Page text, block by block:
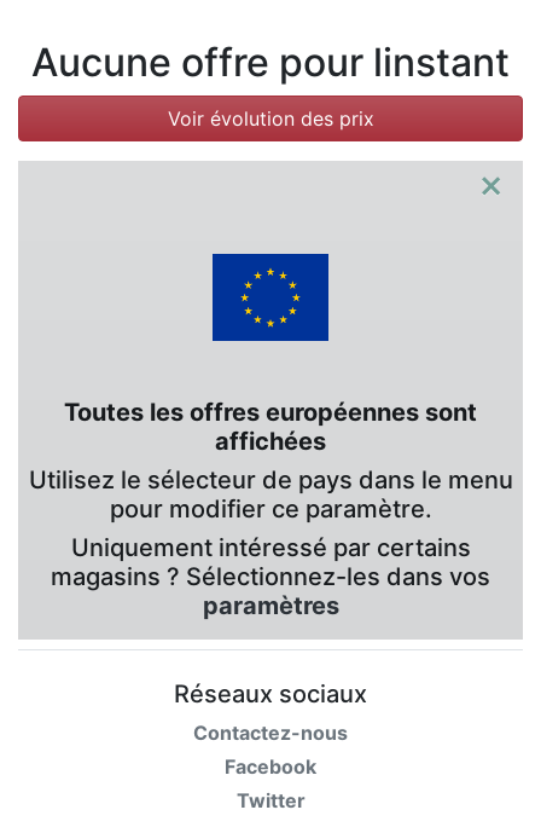
Aucune offre pour linstant
Voir évolution des prix
×
Toutes les offres européennes sont
affichées
Utilisez le sélecteur de pays dans le menu
pour modifier ce paramètre.
Uniquement intéressé par certains
magasins ? Sélectionnez-les dans vos
paramètres
Réseaux sociaux
Contactez-nous
Facebook
Twitter